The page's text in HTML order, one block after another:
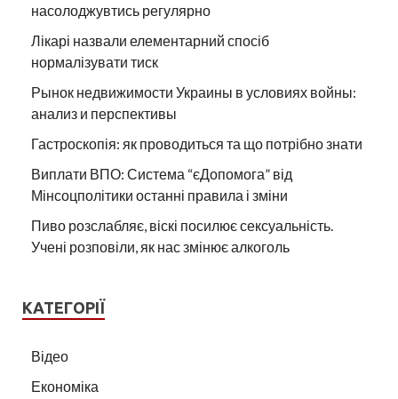
насолоджувтись регулярно
Лікарі назвали елементарний спосіб
нормалізувати тиск
Рынок недвижимости Украины в условиях войны:
анализ и перспективы
Гастроскопія: як проводиться та що потрібно знати
Виплати ВПО: Система “єДопомога” від
Мінсоцполітики останні правила і зміни
Пиво розслабляє, віскі посилює сексуальність.
Учені розповіли, як нас змінює алкоголь
КАТЕГОРІЇ
Відео
Економіка